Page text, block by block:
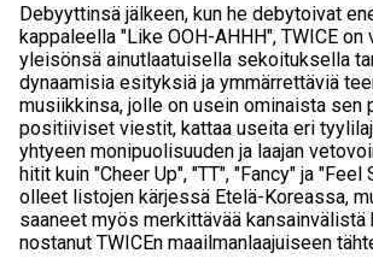
Debyyttinsä jälkeen, kun he debytoivat
kappaleella "Like OOH-AHHH", TWICE on
yleisönsä ainutlaatuisella sekoituksella
dynaamisia esityksiä ja ymmärrettäviä
musiikkinsa, jolle on usein ominaista sen
positiiviset viestit, kattaa useita eri
yhtyeen monipuolisuuden ja laajan
hitit kuin "Cheer Up", "TT", "Fancy" ja "Feel
olleet listojen kärjessä Etelä-Koreassa,
saaneet myös merkittävää kansainvälistä
nostanut TWICEn maailmanlaajuiseen